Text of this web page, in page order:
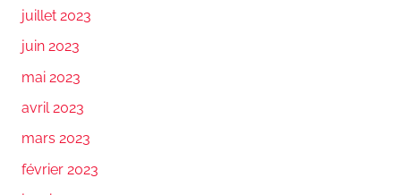
juillet 2023
juin 2023
mai 2023
avril 2023
mars 2023
février 2023